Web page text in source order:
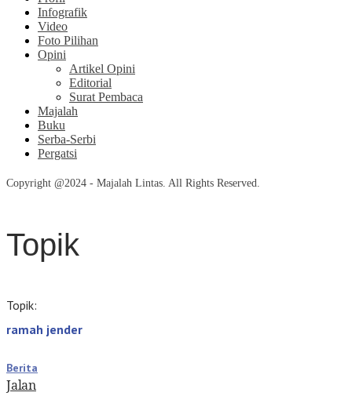
Infografik
Video
Foto Pilihan
Opini
Artikel Opini
Editorial
Surat Pembaca
Majalah
Buku
Serba-Serbi
Pergatsi
Copyright @2024 - Majalah Lintas. All Rights Reserved.
Topik
Topik:
ramah jender
Berita
Jalan